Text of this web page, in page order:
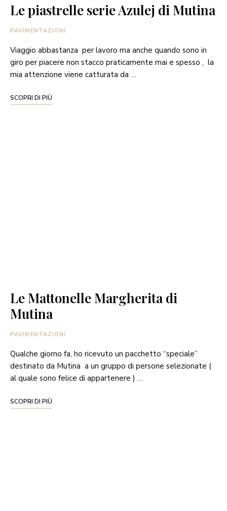
Le piastrelle serie Azulej di Mutina
PAVIMENTAZIONI
Viaggio abbastanza per lavoro ma anche quando sono in
giro per piacere non stacco praticamente mai e spesso , la
mia attenzione viene catturata da …
SCOPRI DI PIÙ
Le Mattonelle Margherita di
Mutina
PAVIMENTAZIONI
Qualche giorno fa, ho ricevuto un pacchetto “speciale”
destinato da Mutina a un gruppo di persone selezionate (
al quale sono felice di appartenere ) …
SCOPRI DI PIÙ